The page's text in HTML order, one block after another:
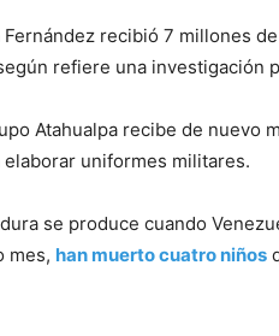
Fernández recibió 7 millones
refiere una investigación
Atahualpa recibe de nuevo
uniformes militares.
se produce cuando
mes, han muerto cuatro niños